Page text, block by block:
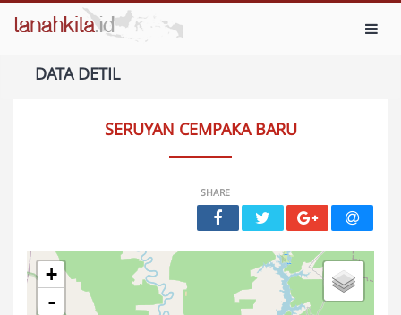
DATA DETIL
SERUYAN CEMPAKA BARU
SHARE
+
-